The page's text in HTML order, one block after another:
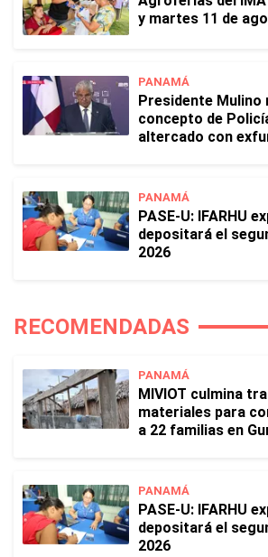
y martes 11 de
PANAMÁ
Presidente Mulino
concepto de
altercado con
PANAMÁ
PASE-U: IFARHU
depositará el
2026
RECOMENDADAS
PANAMÁ
MIVIOT culmina
materiales para
a 22 familias en
PANAMÁ
PASE-U: IFARHU
depositará el
2026